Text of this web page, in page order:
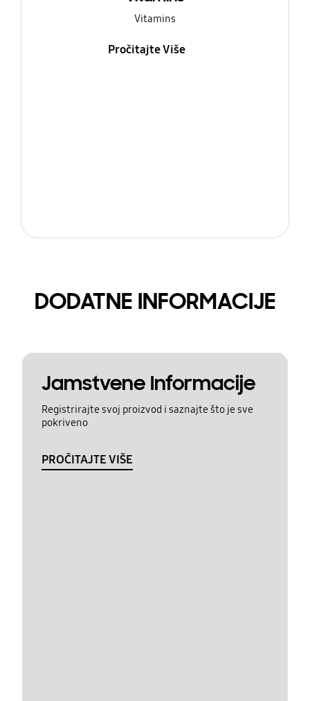
Vitamins
Pročitajte Više
DODATNE INFORMACIJE
Jamstvene Informacije
Registrirajte svoj proizvod i saznajte što je sve
pokriveno
PROČITAJTE VIŠE